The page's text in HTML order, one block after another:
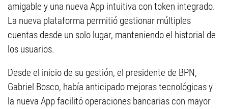
amigable y una nueva App intuitiva con token integrado.
La nueva plataforma permitió gestionar múltiples
cuentas desde un solo lugar, manteniendo el historial de
los usuarios.
Desde el inicio de su gestión, el presidente de BPN,
Gabriel Bosco, había anticipado mejoras tecnológicas y
la nueva App facilitó operaciones bancarias con mayor